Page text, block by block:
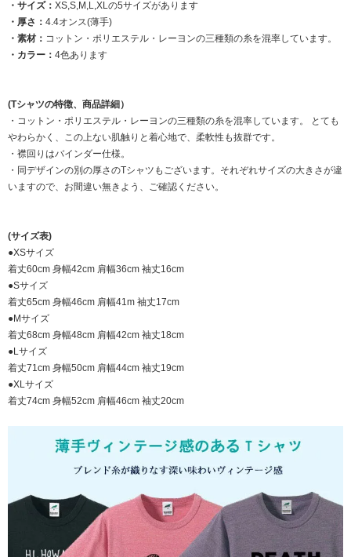
・サイズ： XS,S,M,L,XLの5サイズがあります
・厚さ： 4.4オンス(薄手)
・素材： コットン・ポリエステル・レーヨンの三種類の糸を混率しています。
・カラー： 4色あります
(Tシャツの特徴、商品詳細）
・コットン・ポリエステル・レーヨンの三種類の糸を混率しています。 とても
やわらかく、この上ない肌触りと着心地で、柔軟性も抜群です。
・襟回りはバインダー仕様。
・同デザインの別の厚さのTシャツもございます。それぞれサイズの大きさが違
いますので、お間違い無きよう、ご確認ください。
(サイズ表)
●XSサイズ
着丈60cm 身幅42cm 肩幅36cm 袖丈16cm
●Sサイズ
着丈65cm 身幅46cm 肩幅41m 袖丈17cm
●Mサイズ
着丈68cm 身幅48cm 肩幅42cm 袖丈18cm
●Lサイズ
着丈71cm 身幅50cm 肩幅44cm 袖丈19cm
●XLサイズ
着丈74cm 身幅52cm 肩幅46cm 袖丈20cm